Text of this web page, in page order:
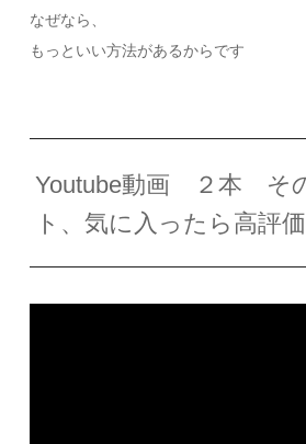
なぜなら、
もっといい方法があるからです
Youtube動画 ２本 そ
ト、気に入ったら高評